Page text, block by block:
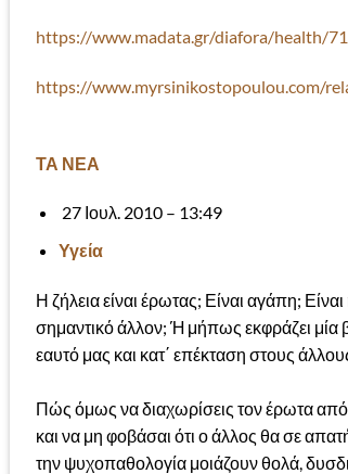
https://www.madata.gr/diafora/health/
https://www.myrsinikostopoulou.com/
ΤΑ ΝΕΑ
27 Ιουλ. 2010 – 13:49
Υγεία
Η ζήλεια είναι έρωτας; Είναι αγάπη;
σημαντικό άλλον; Ή μήπως εκφράζει μία
εαυτό μας και κατ΄ επέκταση στους
Πώς όμως να διαχωρίσεις τον έρωτα από
και να μη φοβάσαι ότι ο άλλος θα σε
την ψυχοπαθολογία μοιάζουν θολά,